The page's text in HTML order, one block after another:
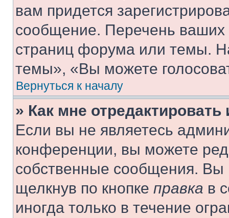
вам придется
сообщение. Перечень ваших
страниц форума или темы.
темы», «Вы можете
Вернуться к началу
» Как мне
Если вы не являетесь
конференции, вы можете
собственные сообщения. Вы
щелкнув по кнопке правка в
иногда только в течение